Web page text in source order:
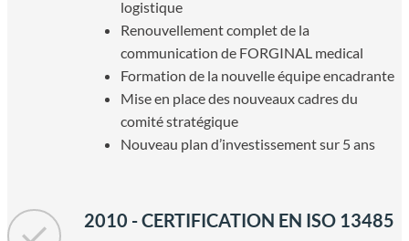
logistique
Renouvellement complet de la
communication de FORGINAL medical
Formation de la nouvelle équipe encadrante
Mise en place des nouveaux cadres du
comité stratégique
Nouveau plan d’investissement sur 5 ans
2010 - CERTIFICATION EN ISO 13485